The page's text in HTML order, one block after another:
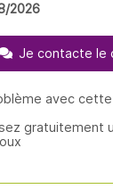
2026
Je contacte le
avec
gratuitement